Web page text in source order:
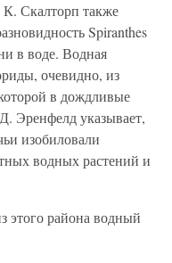
К. Скалторп также
Spiranthes
в воде. Водная
очевидно, из
в дождливые
Эренфелд указывает,
изобиловали
водных растений и
этого района водный